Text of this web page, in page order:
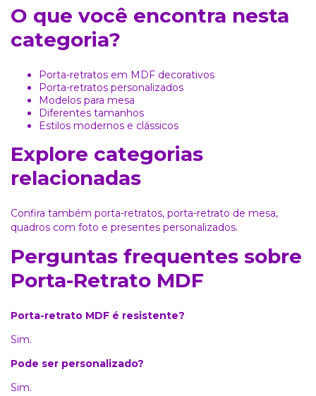
O que você encontra nesta
categoria?
Porta-retratos em MDF decorativos
Porta-retratos personalizados
Modelos para mesa
Diferentes tamanhos
Estilos modernos e clássicos
Explore categorias
relacionadas
Confira também porta-retratos, porta-retrato de mesa,
quadros com foto e presentes personalizados.
Perguntas frequentes sobre
Porta-Retrato MDF
Porta-retrato MDF é resistente?
Sim.
Pode ser personalizado?
Sim.